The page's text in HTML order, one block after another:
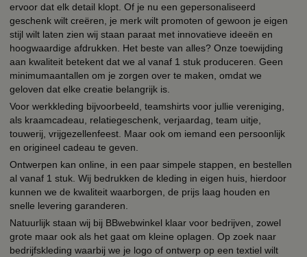
ervoor dat elk detail klopt. Of je nu een gepersonaliseerd
geschenk wilt creëren, je merk wilt promoten of gewoon je eigen
stijl wilt laten zien wij staan paraat met innovatieve ideeën en
hoogwaardige afdrukken. Het beste van alles? Onze toewijding
aan kwaliteit betekent dat we al vanaf 1 stuk produceren. Geen
minimumaantallen om je zorgen over te maken, omdat we
geloven dat elke creatie belangrijk is.
Voor werkkleding bijvoorbeeld, teamshirts voor jullie vereniging,
als kraamcadeau, relatiegeschenk, verjaardag, team uitje,
touwerij, vrijgezellenfeest. Maar ook om iemand een persoonlijk
en origineel cadeau te geven.
Ontwerpen kan online, in een paar simpele stappen, en bestellen
al vanaf 1 stuk. Wij bedrukken de kleding in eigen huis, hierdoor
kunnen we de kwaliteit waarborgen, de prijs laag houden en
snelle levering garanderen.
Natuurlijk staan wij bij BBwebwinkel klaar voor bedrijven, zowel
grote maar ook als het gaat om kleine oplagen. Op zoek naar
bedrijfskleding waarbij we je logo of ontwerp op een textiel wilt